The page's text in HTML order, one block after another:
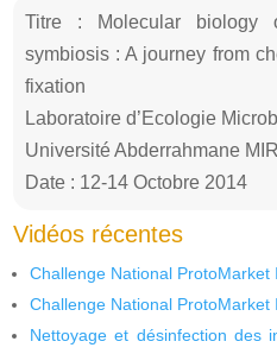
Titre : Molecular biology
symbiosis : A journey from
fixation
Laboratoire d’Ecologie
Université Abderrahmane
Date : 12-14 Octobre 2014
Vidéos récentes
Challenge National
Challenge National ProtoMarket
Nettoyage et désinfection des